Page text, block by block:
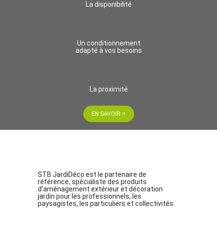
La disponibilité
Un conditionnement
adapté à vos besoins
La proximité
EN SAVOIR +
STB JardiDéco est le partenaire de
référence, spécialiste des produits
d’aménagement extérieur et décoration
jardin pour les professionnels, les
paysagistes, les particuliers et collectivités.